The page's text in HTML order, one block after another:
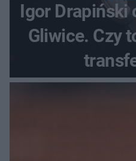
Igor Drapiński
Gliwice. Czy